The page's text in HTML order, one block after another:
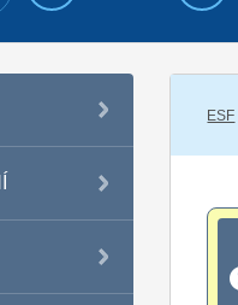
ESF